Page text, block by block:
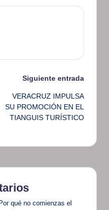
Siguiente entrada
VERACRUZ IMPULSA
SU PROMOCIÓN EN EL
TIANGUIS TURÍSTICO
qué no comienzas el